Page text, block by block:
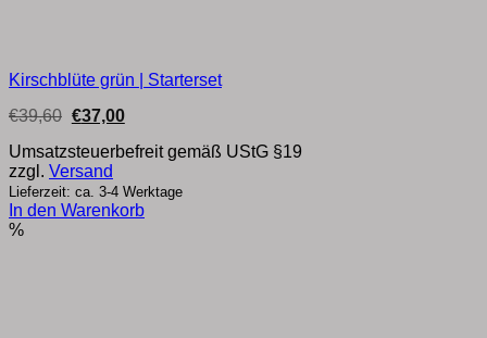
Kirschblüte grün | Starterset
€39,60 Ursprünglicher
war:
€39,60
€37,00Aktueller
ist:
€37,00.
Umsatzsteuerbefreit gemäß UStG §19
zzgl. Versand
Lieferzeit: ca. 3-4 Werktage
In den Warenkorb
%